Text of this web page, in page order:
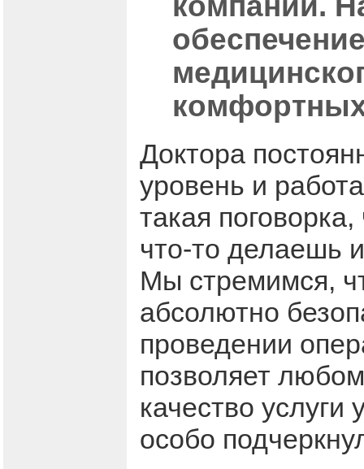
Доктора
уровень и
такая
что-то делаешь
Мы стремимся,
абсолютно
проведении
позволяет
качество услуги
особо